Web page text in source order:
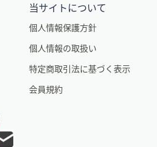
当サイトについて
個人情報保護方針
個人情報の取扱い
特定商取引法に基づく表示
会員規約